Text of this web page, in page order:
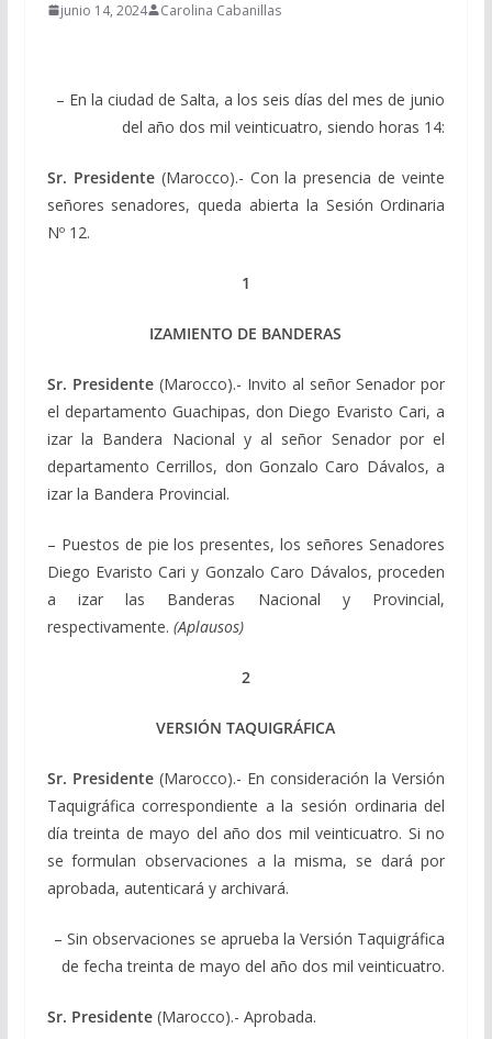
junio 14, 2024 Carolina Cabanillas
– En la ciudad de Salta, a los seis días del mes de junio
del año dos mil veinticuatro, siendo horas 14:
Sr. Presidente(Marocco).- Con la presencia de veinte
señores senadores, queda abierta la Sesión Ordinaria
Nº 12.
1
IZAMIENTO DE BANDERAS
Sr. Presidente(Marocco).- Invito al señor Senador por
el departamento Guachipas, don Diego Evaristo Cari, a
izar la Bandera Nacional y al señor Senador por el
departamento Cerrillos, don Gonzalo Caro Dávalos, a
izar la Bandera Provincial.
– Puestos de pie los presentes, los señores Senadores
Diego Evaristo Cari y Gonzalo Caro Dávalos, proceden
a izar las Banderas Nacional y Provincial,
respectivamente. (Aplausos)
2
VERSIÓN TAQUIGRÁFICA
Sr. Presidente(Marocco).- En consideración la Versión
Taquigráfica correspondiente a la sesión ordinaria del
día treinta de mayo del año dos mil veinticuatro. Si no
se formulan observaciones a la misma, se dará por
aprobada, autenticará y archivará.
– Sin observaciones se aprueba la Versión Taquigráfica
de fecha treinta de mayo del año dos mil veinticuatro.
Sr. Presidente(Marocco).- Aprobada.